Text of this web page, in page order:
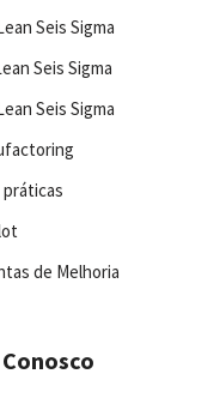
Seis Sigma
Seis Sigma
Seis Sigma
práticas
de Melhoria